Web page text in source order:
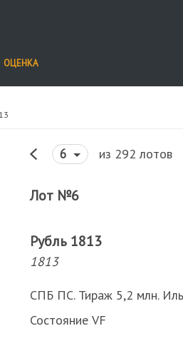
ОЦЕНКА
6 из 292 лотов
Лот №6
Рубль 1813
1813
СПБ ПС. Тираж 5,2 млн.
Состояние VF